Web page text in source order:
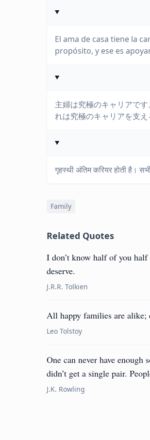
El ama de casa tiene la
propósito, y ese es
主婦は究極のキャリアで
れは究極のキャリアを支え
गृहस्थी अंतिम करियर होती है।
Family
Related Quotes
I don’t know half of you
deserve.
J.R.R. Tolkien
All happy families are alike;
Leo Tolstoy
One can never have enough
didn’t get a single pair.
J.K. Rowling